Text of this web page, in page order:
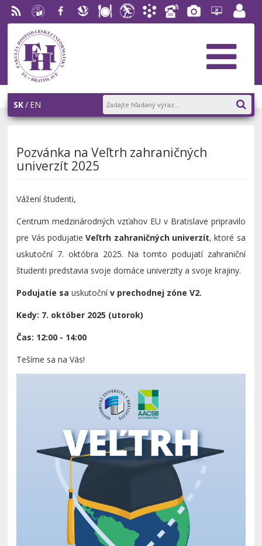
RSS EU v
Bratislave
FacebookSlovenskáStravovanie
ŠtudentskýAkademický
TelefónnyFotogaléria
Helpdesk
portál
SK EN
Pozvánka na Veľtrh zahraničných
univerzít 2025
Vážení študenti,
Centrum medzinárodných vzťahov EU v Bratislave pripravilo
pre Vás podujatieVeľtrh zahraničných univerzít, ktoré sa
uskutoční 7. októbra 2025. Na tomto podujatí zahraniční
študenti predstavia svoje domáce univerzity a svoje krajiny.
Podujatie sauskutočnív prechodnej zóne V2.
Kedy: 7. október 2025 (utorok)
Čas: 12:00 - 14:00
Tešíme sa na Vás!